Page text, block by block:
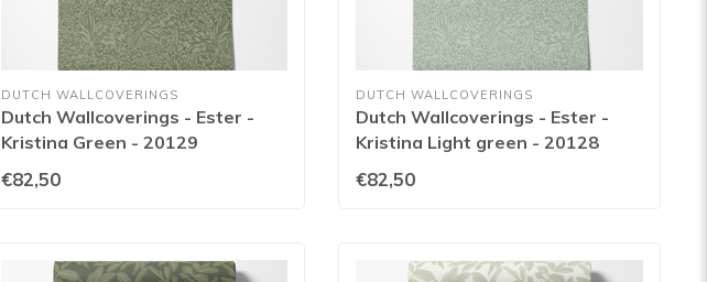
DUTCH WALLCOVERINGS
Dutch Wallcoverings - Ester -
Kristina Green - 20129
€82,50
DUTCH WALLCOVERINGS
Dutch Wallcoverings - Ester -
Kristina Light green - 20128
€82,50